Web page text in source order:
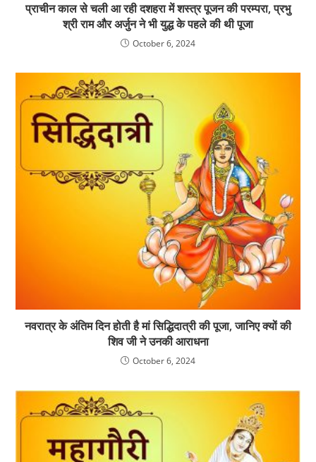
प्राचीन काल से चली आ रही दशहरा में शस्त्र पूजन की परम्परा, प्रभु
श्री राम और अर्जुन ने भी युद्ध के पहले की थी पूजा
October 6, 2024
नवरात्र के अंतिम दिन होती है मां सिद्धिदात्री की पूजा, जानिए क्यों की
शिव जी ने उनकी आराधना
October 6, 2024